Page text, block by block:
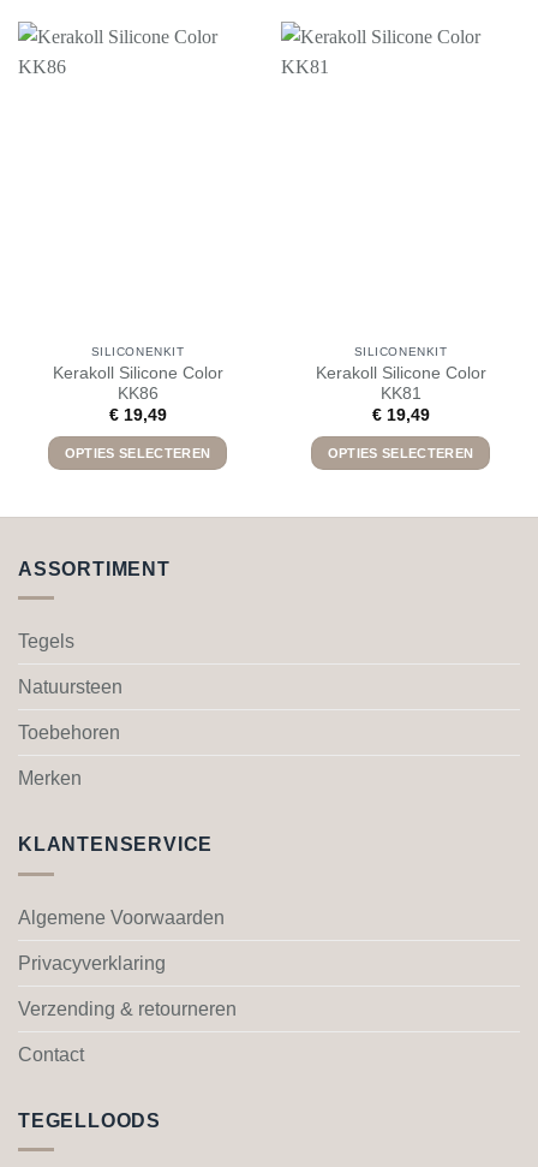
SILICONENKIT
Kerakoll Silicone Color
KK86
€19,49
OPTIES SELECTEREN
meerdere
worden
de
SILICONENKIT
Kerakoll Silicone Color
KK81
€19,49
OPTIES SELECTEREN
worden
de
ASSORTIMENT
Tegels
Natuursteen
Toebehoren
Merken
KLANTENSERVICE
Algemene Voorwaarden
Privacyverklaring
Verzending & retourneren
Contact
TEGELLOODS